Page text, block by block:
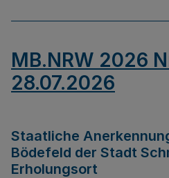
MB.NRW 2026
28.07.2026
Staatliche
Bödefeld der Stadt
Erholungsort